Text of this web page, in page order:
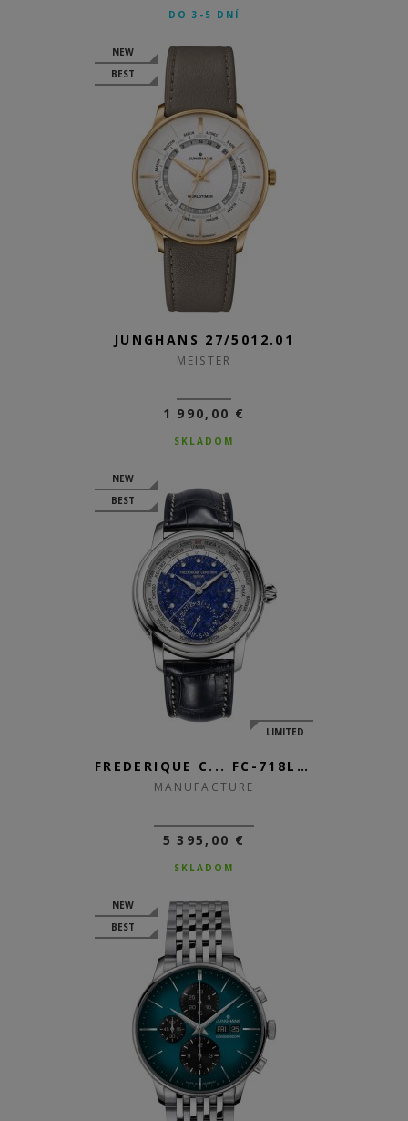
DO 3-5 DNÍ
NEW
BEST
JUNGHANS 27/5012.01
MEISTER
1 990,00 €
SKLADOM
NEW
BEST
LIMITED
FREDERIQUE C... FC-718LA4H6
MANUFACTURE
5 395,00 €
SKLADOM
NEW
BEST